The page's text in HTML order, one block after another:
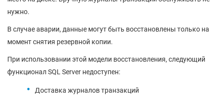
нужно.
В случае аварии, данные могут быть восстановлены только на
момент снятия резервной копии.
При использовании этой модели восстановления, следующий
функционал SQL Server недоступен:
Доставка журналов транзакций